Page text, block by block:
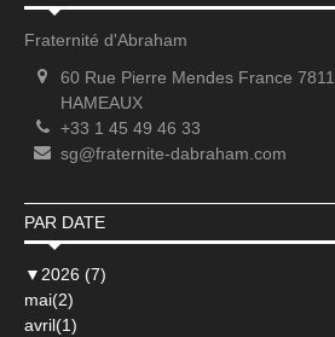
Fraternité d'Abraham
60 Rue Pierre Mendes France
HAMEAUX
+33 1 45 49 46 33
sg@fraternite-dabraham.com
PAR DATE
▼ 2026 (7)
mai(2)
avril(1)